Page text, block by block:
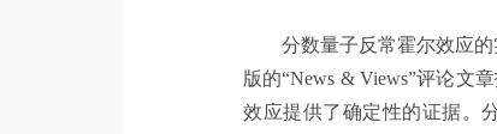
分数量子反常霍尔效应
版的“News & Views”评论文
效应提供了确定性的证据。